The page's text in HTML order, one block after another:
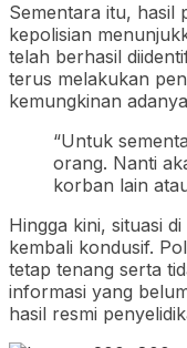
Sementara itu, hasil
kepolisian
telah berhasil
terus melakukan
kemungkinan
“Untuk
orang. Nanti
korban lain
Hingga kini, situasi
kembali kondusif.
tetap tenang serta
informasi yang
hasil resmi